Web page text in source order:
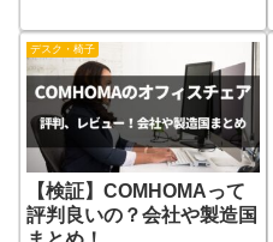
デスク・椅子
【検証】COMHOMAって
評判良いの？会社や製造国